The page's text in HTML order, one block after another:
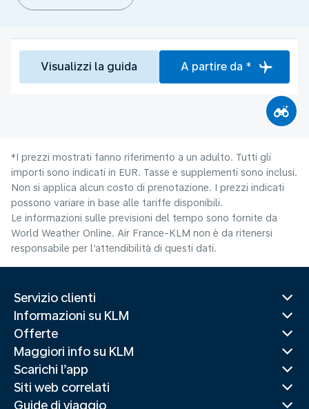
Visualizzi la guida A partire da *
*I prezzi mostrati fanno riferimento a un adulto. Tutti gli
importi sono indicati in EUR. Tasse e supplementi sono inclusi.
Non si applica alcun costo di prenotazione. I prezzi indicati
possono variare in base alle tariffe disponibili.
Le informazioni sulle previsioni del tempo sono fornite da
World Weather Online. Air France-KLM non è da ritenersi
responsabile per l’attendibilità di questi dati.
Servizio clienti
Informazioni su KLM
Offerte
Maggiori info su KLM
Scarichi l’app
Siti web correlati
Guide di viaggio